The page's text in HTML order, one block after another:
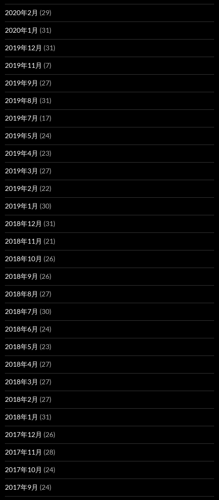
2020年2月 (29)
2020年1月 (31)
2019年12月 (31)
2019年11月 (7)
2019年9月 (27)
2019年8月 (31)
2019年7月 (17)
2019年5月 (24)
2019年4月 (23)
2019年3月 (27)
2019年2月 (22)
2019年1月 (30)
2018年12月 (31)
2018年11月 (21)
2018年10月 (26)
2018年9月 (26)
2018年8月 (27)
2018年7月 (30)
2018年6月 (24)
2018年5月 (23)
2018年4月 (27)
2018年3月 (27)
2018年2月 (27)
2018年1月 (31)
2017年12月 (26)
2017年11月 (28)
2017年10月 (24)
2017年9月 (24)